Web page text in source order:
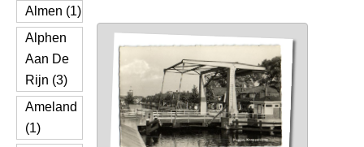
Almen (1)
Alphen
Aan De
Rijn (3)
Ameland
(1)